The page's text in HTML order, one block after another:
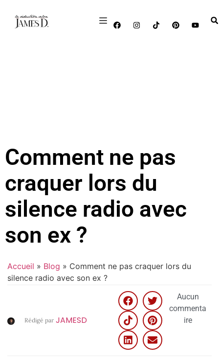
Comment ne pas
craquer lors du
silence radio avec
son ex ?
Accueil » Blog » Comment ne pas craquer lors du
silence radio avec son ex ?
Rédigé par JAMESD
Aucun
commenta
ire